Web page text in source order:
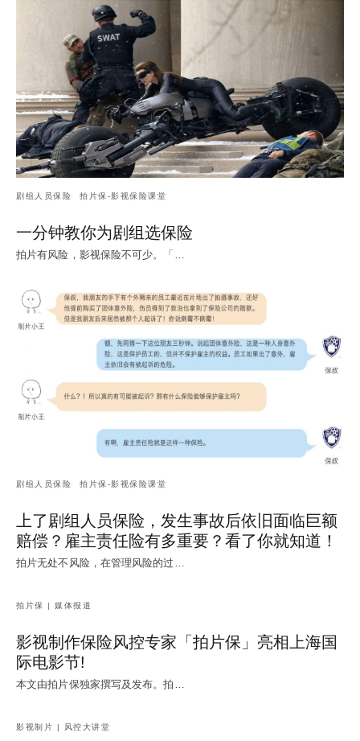
剧组人员保险 拍片保-影视保险课堂
一分钟教你为剧组选保险
拍片有风险，影视保险不可少。「…
剧组人员保险 拍片保-影视保险课堂
上了剧组人员保险，发生事故后依旧面临巨额
赔偿？雇主责任险有多重要？看了你就知道！
拍片无处不风险，在管理风险的过…
拍片保 | 媒体报道
影视制作保险风控专家「拍片保」亮相上海国
际电影节!
本文由拍片保独家撰写及发布。拍…
影视制片 | 风控大讲堂